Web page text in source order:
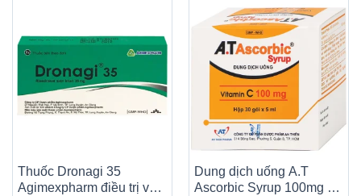
Thuốc Dronagi 35
Agimexpharm điều trị và
Dung dịch uống A.T
Ascorbic Syrup 100mg bổ